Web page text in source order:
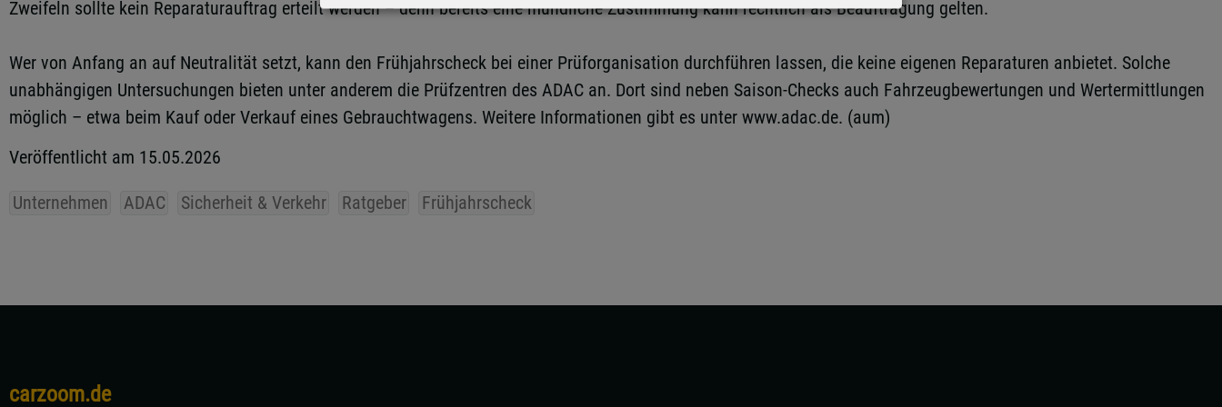
Zweifeln sollte kein Reparaturauftrag erteilt werden – denn bereits eine mündliche Zustimmung kann rechtlich als Beauftragung gelten.
Wer von Anfang an auf Neutralität setzt, kann den Frühjahrscheck bei einer Prüforganisation durchführen lassen, die keine eigenen Reparaturen anbietet. Solche
unabhängigen Untersuchungen bieten unter anderem die Prüfzentren des ADAC an. Dort sind neben Saison-Checks auch Fahrzeugbewertungen und Wertermittlungen
möglich – etwa beim Kauf oder Verkauf eines Gebrauchtwagens. Weitere Informationen gibt es unter www.adac.de. (aum)
Veröffentlicht am 15.05.2026
Unternehmen ADAC Sicherheit & Verkehr Ratgeber Frühjahrscheck
carzoom.de